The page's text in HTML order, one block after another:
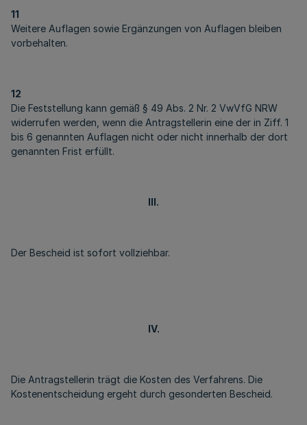
11
Weitere Auflagen sowie Ergänzungen von Auflagen bleiben
vorbehalten.
12
Die Feststellung kann gemäß § 49 Abs. 2 Nr. 2 VwVfG NRW
widerrufen werden, wenn die Antragstellerin eine der in Ziff. 1
bis 6 genannten Auflagen nicht oder nicht innerhalb der dort
genannten Frist erfüllt.
III.
Der Bescheid ist sofort vollziehbar.
IV.
Die Antragstellerin trägt die Kosten des Verfahrens. Die
Kostenentscheidung ergeht durch gesonderten Bescheid.